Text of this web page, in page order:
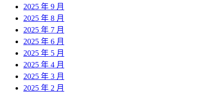
2025 年 9 月
2025 年 8 月
2025 年 7 月
2025 年 6 月
2025 年 5 月
2025 年 4 月
2025 年 3 月
2025 年 2 月